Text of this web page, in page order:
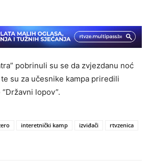
pobrinuli su se da zvjezdanu noć
su za učesnike kampa priredili
lopov”.
interetnički kamp izviđači
rtvzenica